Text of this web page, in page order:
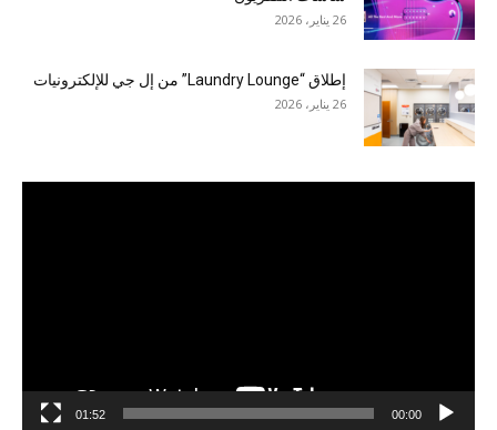
26 يناير، 2026
إطلاق “Laundry Lounge” من إل جي للإلكترونيات
26 يناير، 2026
00:00
01:52